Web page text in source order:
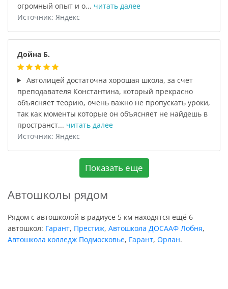
огромный опыт и о... читать далее
Источник: Яндекс
Дойна Б.
Автолицей достаточна хорошая школа, за счет
преподавателя Константина, который прекрасно
объясняет теорию, очень важно не пропускать уроки,
так как моменты которые он объясняет не найдешь в
пространст... читать далее
Источник: Яндекс
Показать еще
Автошколы рядом
Рядом с автошколой в радиусе 5 км находятся ещё 6
автошкол: Гарант, Престиж, Автошкола ДОСААФ Лобня,
Автошкола колледж Подмосковье, Гарант, Орлан.